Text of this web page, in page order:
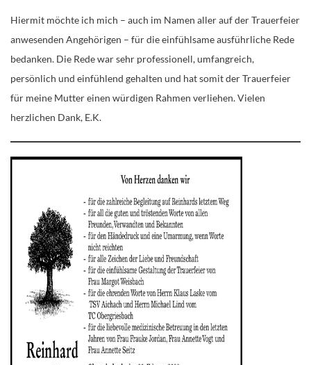
Hiermit möchte ich mich – auch im Namen aller auf der Trauerfeier
anwesenden Angehörigen – für die einfühlsame ausführliche Rede
bedanken. Die Rede war sehr professionell, umfangreich,
persönlich und einfühlend gehalten und hat somit der Trauerfeier
für meine Mutter einen würdigen Rahmen verliehen. Vielen
herzlichen Dank, E.K.